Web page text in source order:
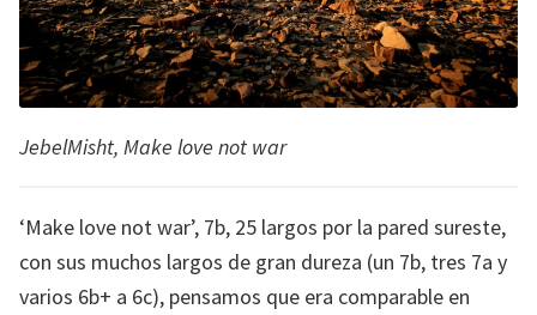
JebelMisht, Make love not war
‘Make love not war’, 7b, 25 largos por la pared sureste,
con sus muchos largos de gran dureza (un 7b, tres 7a y
varios 6b+ a 6c), pensamos que era comparable en